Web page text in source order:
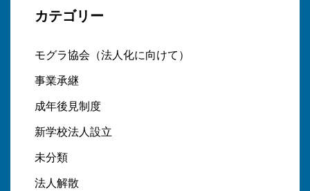
カテゴリー
モグラ協会（法人化に向けて）
事業承継
成年後見制度
新学校法人設立
未分類
法人解散